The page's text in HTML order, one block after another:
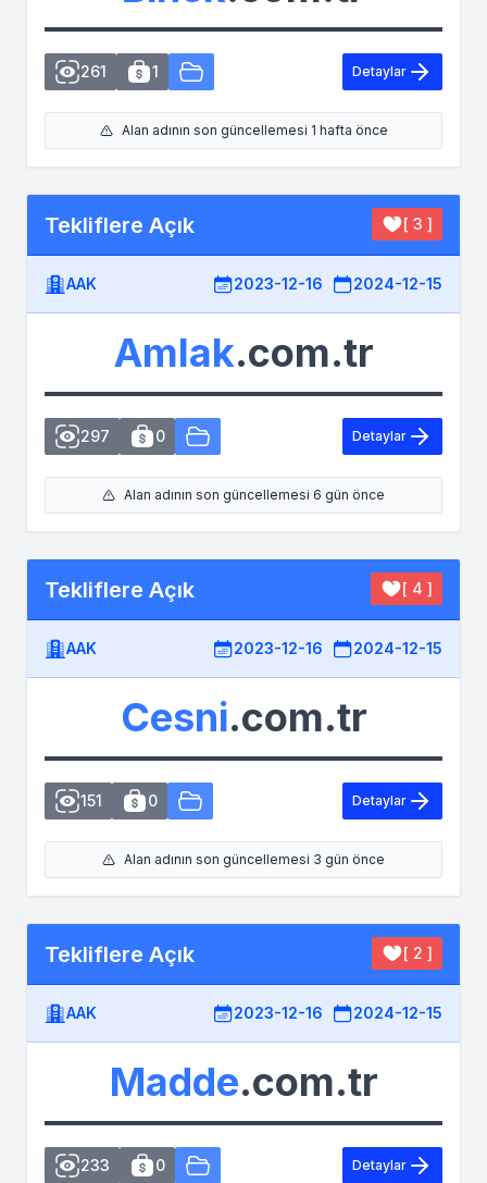
261 1 Detaylar
Alan adının son güncellemesi 1 hafta önce
Tekliflere Açık [ 3 ]
AAK 2023-12-16 2024-12-15
Amlak.com.tr
297 0 Detaylar
Alan adının son güncellemesi 6 gün önce
Tekliflere Açık [ 4 ]
AAK 2023-12-16 2024-12-15
Cesni.com.tr
151 0 Detaylar
Alan adının son güncellemesi 3 gün önce
Tekliflere Açık [ 2 ]
AAK 2023-12-16 2024-12-15
Madde.com.tr
233 0 Detaylar